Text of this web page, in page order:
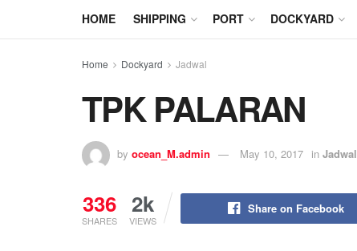
HOME SHIPPING PORT DOCKYARD
Home Dockyard Jadwal
TPK PALARAN
by ocean_M.admin May 10, 2017 in Jadwal
336
SHARES
2k
VIEWS
Share on Facebook